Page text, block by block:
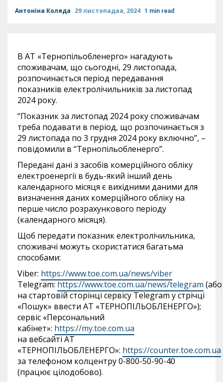
Антоніна Коляда 29 листопадаа, 2024 1 min read
В АТ «Тернопільобленерго» нагадують
споживачам, що сьогодні, 29 листопада,
розпочинається період передавання
показників електролічильників за листопад
2024 року.
“Показник за листопад 2024 року споживачам
треба подавати в період, що розпочинається з
29 листопада по 3 грудня 2024 року включно”, –
повідомили в “Тернопільобленерго”.
Передані дані з засобів комерційного обліку
електроенергії в будь-який інший день
календарного місяця є вихідними даними для
визначення даних комерційного обліку на
перше число розрахункового періоду
(календарного місяця).
Щоб передати показник електролічильника,
споживачі можуть скористатися багатьма
способами:
Viber: https://www.toe.com.ua/news/viber
Telegram: https://www.toe.com.ua/news/telegram (або
на стартовій сторінці сервісу Telegram у стрічці
«Пошук» ввести АТ «ТЕРНОПІЛЬОБЛЕНЕРГО»);
сервіс «Персональний
кабінет»: https://my.toe.com.ua
на вебсайті АТ
«ТЕРНОПІЛЬОБЛЕНЕРГО»: https://counter.toe.com.ua
за телефоном колцентру 0-800-50-90-40
(працює цілодобово).